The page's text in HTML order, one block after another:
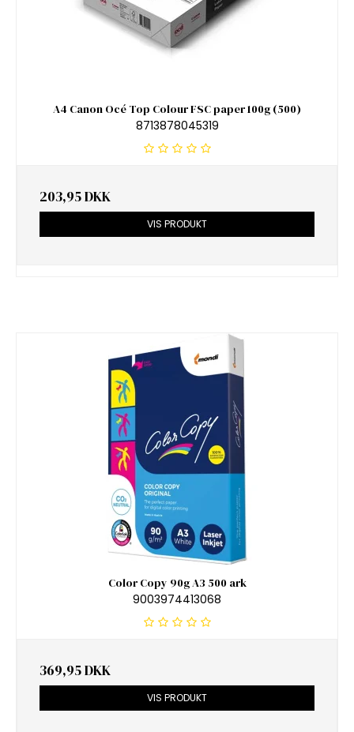
A4 Canon Océ Top Colour FSC paper 100g (500)
8713878045319
203,95 DKK
VIS PRODUKT
Color Copy 90g A3 500 ark
9003974413068
369,95 DKK
VIS PRODUKT